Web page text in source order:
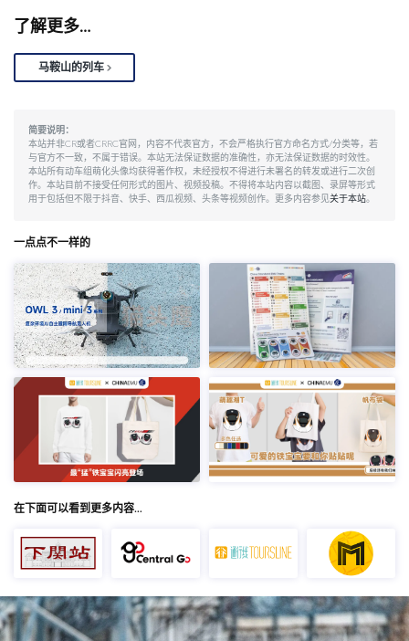
了解更多…
马鞍山的列车
简要说明：
本站并非CR或者CRRC官网，内容不代表官方，不会严格执行官方命名方式/分类等，若
与官方不一致，不属于错误。本站无法保证数据的准确性，亦无法保证数据的时效性。
本站所有动车组萌化头像均获得著作权，未经授权不得进行未署名的转发或进行二次创
作。本站目前不接受任何形式的图片、视频投稿。不得将本站内容以截图、录屏等形式
用于包括但不限于抖音、快手、西瓜视频、头条等视频创作。更多内容参见关于本站。
一点点不一样的
在下面可以看到更多内容…